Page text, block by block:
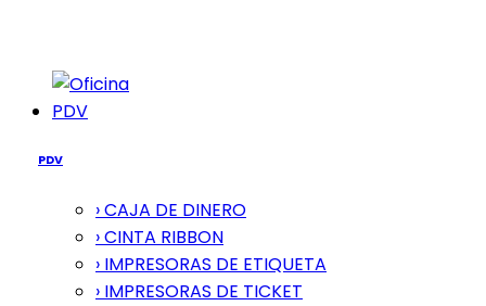
PDV
PDV
› CAJA DE DINERO
› CINTA RIBBON
› IMPRESORAS DE ETIQUETA
› IMPRESORAS DE TICKET